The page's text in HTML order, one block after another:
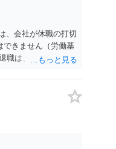
が合理的か、とい
正余地があるう
ことをお勧めしま
付けになっているこ
は、合理性や対価
実損害の範囲で請求
、会社が休職の打切
できません（労働基
職は、業務労災への
ありますでしょう
社の損害賠償責任
場合は、当該第三者
れますが、それを超
交渉が必要になると